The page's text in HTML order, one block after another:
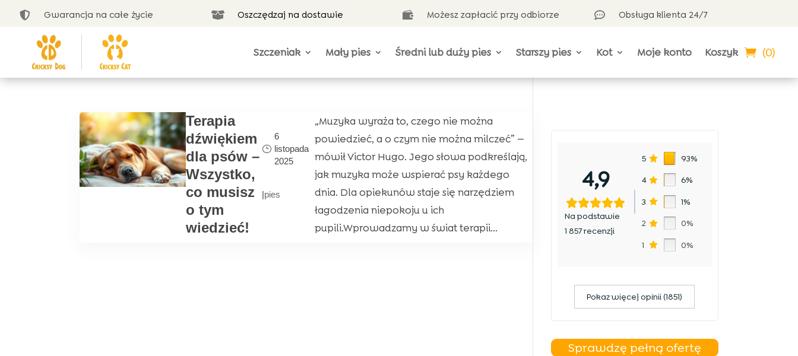
 Gwarancja na całe życie  Oszczędzaj na dostawie  Możesz zapłacić przy odbiorze  Obsługa klienta 24/7
Szczeniak Mały pies Średni lub duży pies Starszy pies Kot Moje konto Koszyk (0)
Terapia
dźwiękiem
dla psów –
Wszystko,
co musisz
o tym
wiedzieć!
6
listopada
2025
|pies
„Muzyka wyraża to, czego nie można
powiedzieć, a o czym nie można milczeć” —
mówił Victor Hugo. Jego słowa podkreślają,
jak muzyka może wspierać psy każdego
dnia. Dla opiekunów staje się narzędziem
łagodzenia niepokoju u ich
pupili.Wprowadzamy w świat terapii...
4,9
Na podstawie
1 857 recenzji
5 93%
4 6%
3 1%
2 0%
1 0%
Pokaz więcej opinii (1851)
Sprawdzę pełną ofertę